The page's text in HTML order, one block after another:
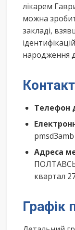
лікарем
можна
закладі,
народження
Телефон
Адреса
квартал
Графік